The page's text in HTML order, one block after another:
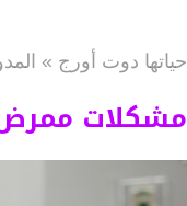
حياتها دوت أورج »
مشكلات